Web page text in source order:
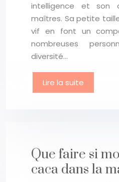
intelligence et son
maîtres. Sa petite
vif en font un
nombreuses
diversité…
Lire la suite
Que faire si
caca dans la